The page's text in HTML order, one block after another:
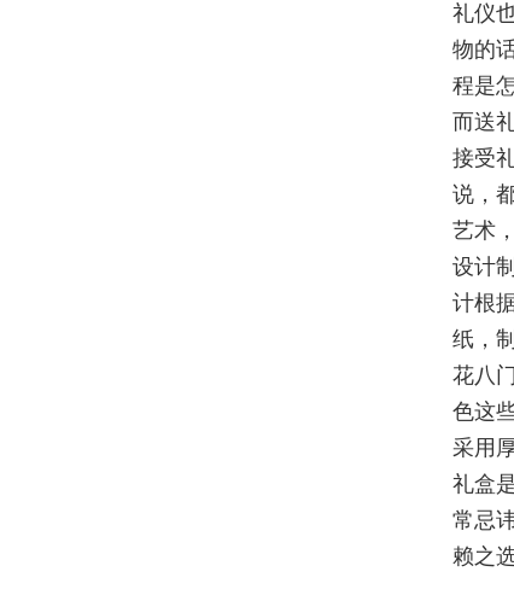
礼仪
物的
程是
而送
接受
说，
艺术
设计
计根
纸，
花八
色这
采用
礼盒
常忌
赖之